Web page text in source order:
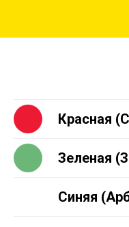
Красная
Зеленая
Синяя